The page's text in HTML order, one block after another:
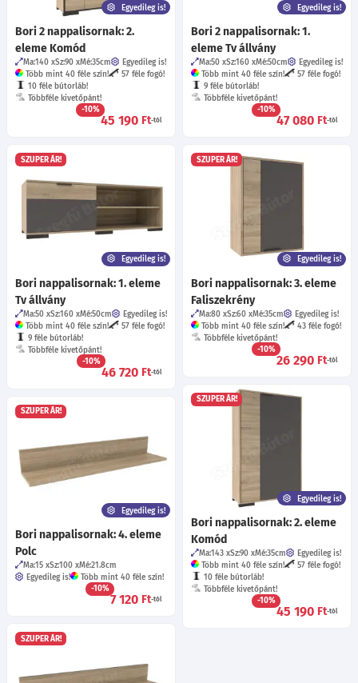
Egyedileg is!
Bori 2 nappalisornak: 2.
eleme Komód
Ma:140 Sz:90 Mé:35cm
Egyedileg is!
Több mint 40 féle szín!
57 féle fogó!
10 féle bútorláb!
Többféle kivetőpánt!
-10%
45 190 Ft-tól
Egyedileg is!
Bori 2 nappalisornak: 1.
eleme Tv állvány
Ma:50 Sz:160 Mé:50cm
Egyedileg is!
Több mint 40 féle szín!
57 féle fogó!
9 féle bútorláb!
Többféle kivetőpánt!
-10%
47 080 Ft-tól
SZUPER ÁR!
Egyedileg is!
Bori nappalisornak: 1. eleme
Tv állvány
Ma:50 Sz:160 Mé:50cm
Egyedileg is!
Több mint 40 féle szín!
57 féle fogó!
9 féle bútorláb!
Többféle kivetőpánt!
-10%
46 720 Ft-tól
SZUPER ÁR!
Egyedileg is!
Bori nappalisornak: 3. eleme
Faliszekrény
Ma:80 Sz:60 Mé:35cm
Egyedileg is!
Több mint 40 féle szín!
43 féle fogó!
Többféle kivetőpánt!
-10%
26 290 Ft-tól
SZUPER ÁR!
Egyedileg is!
Bori nappalisornak: 2. eleme
Komód
Ma:143 Sz:90 Mé:35cm
Egyedileg is!
Több mint 40 féle szín!
57 féle fogó!
10 féle bútorláb!
Többféle kivetőpánt!
-10%
45 190 Ft-tól
SZUPER ÁR!
Egyedileg is!
Bori nappalisornak: 4. eleme
Polc
Ma:15 Sz:100 Mé:21.8cm
Egyedileg is!
Több mint 40 féle szín!
-10%
7 120 Ft-tól
SZUPER ÁR!